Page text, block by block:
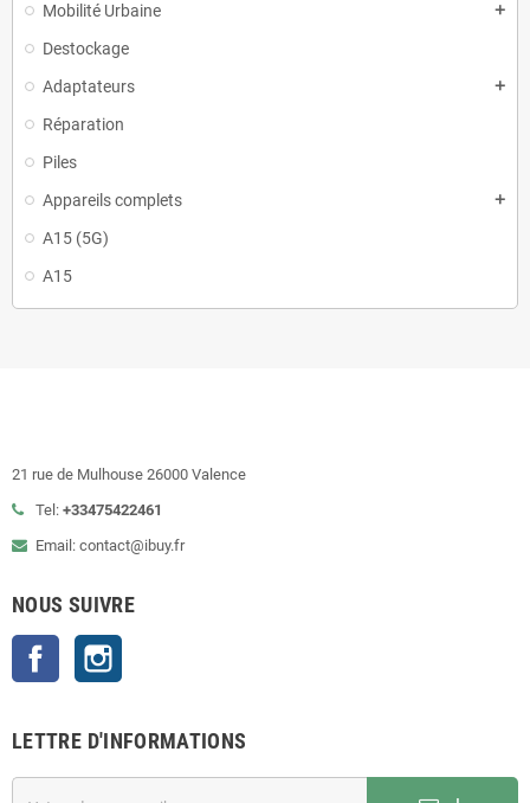
Mobilité Urbaine add
Destockage
Adaptateurs
add
Réparation
Piles
Appareils complets
add
A15 (5G)
A15
21 rue de Mulhouse 26000 Valence
Tel: +33475422461
Email: contact@ibuy.fr
NOUS SUIVRE
Facebook
LETTRE D'INFORMATIONS